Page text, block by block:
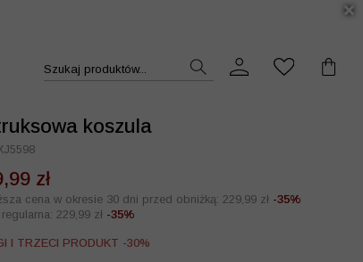
Szukaj produktów...
koszula
zł
cena w okresie 30 dni przed obniżką: 229,99 zł -35%
229,99 zł -35%
I TRZECI PRODUKT -30%